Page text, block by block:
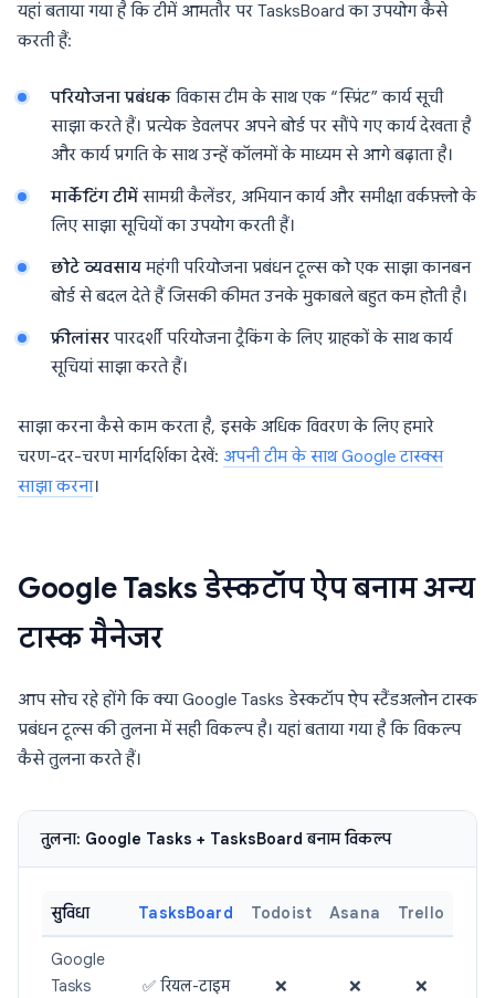
यहां बताया गया है कि टीमें आमतौर पर TasksBoard का उपयोग कैसे
करती हैं:
परियोजना प्रबंधक विकास टीम के साथ एक “स्प्रिंट” कार्य सूची
साझा करते हैं। प्रत्येक डेवलपर अपने बोर्ड पर सौंपे गए कार्य देखता है
और कार्य प्रगति के साथ उन्हें कॉलमों के माध्यम से आगे बढ़ाता है।
मार्केटिंग टीमेंसामग्री कैलेंडर, अभियान कार्य और समीक्षा वर्कफ़्लो के
लिए साझा सूचियों का उपयोग करती हैं।
छोटे व्यवसायमहंगी परियोजना प्रबंधन टूल्स को एक साझा कानबन
बोर्ड से बदल देते हैं जिसकी कीमत उनके मुकाबले बहुत कम होती है।
फ्रीलांसरपारदर्शी परियोजना ट्रैकिंग के लिए ग्राहकों के साथ कार्य
सूचियां साझा करते हैं।
साझा करना कैसे काम करता है, इसके अधिक विवरण के लिए हमारे
चरण-दर-चरण मार्गदर्शिका देखें: अपनी टीम के साथ Google टास्क्स
साझा करना।
Google Tasks डेस्कटॉप ऐप बनाम अन्य
टास्क मैनेजर
आप सोच रहे होंगे कि क्या Google Tasks डेस्कटॉप ऐप स्टैंडअलोन टास्क
प्रबंधन टूल्स की तुलना में सही विकल्प है। यहां बताया गया है कि विकल्प
कैसे तुलना करते हैं।
तुलना: Google Tasks + TasksBoard बनाम विकल्प
सुविधा TasksBoard Todoist Asana Trello
Google
Tasks
✅ रियल-टाइम ❌ ❌ ❌